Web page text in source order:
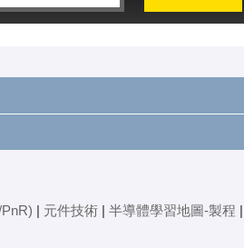
| 元件技術 | 半導體學習地圖-製程 |